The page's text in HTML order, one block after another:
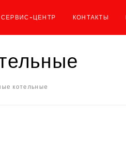
СЕРВИС-ЦЕНТР КОНТАКТЫ
котельные